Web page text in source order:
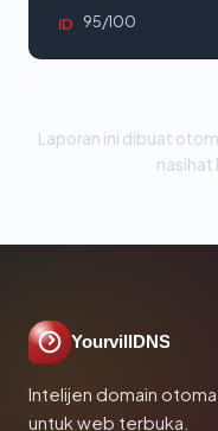
ID 95/100
Laporan ini dibuat
nasihat
YourvillDNS
Intelijen domain
untuk web terbuka.